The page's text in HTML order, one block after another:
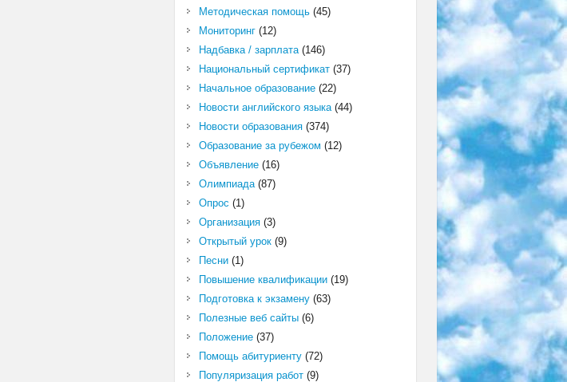
Методическая помощь(45)
Мониторинг(12)
Надбавка / зарплата(146)
Национальный сертификат(37)
Начальное образование(22)
Новости английского языка(44)
Новости образования(374)
Образование за рубежом (12)
Объявление(16)
Олимпиада(87)
Опрос (1)
Организация(3)
Открытый урок(9)
Песни(1)
Повышение квалификации(19)
Подготовка к экзамену(63)
Полезные веб сайты(6)
Положение(37)
Помощь абитуриенту(72)
Популяризация работ(9)